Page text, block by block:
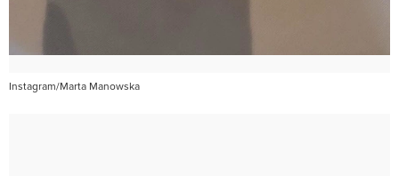
Instagram/Marta Manowska